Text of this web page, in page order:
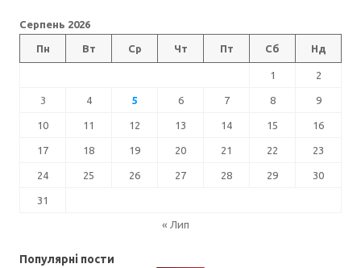
Серпень 2026
Пн Вт Ср Чт Пт Сб Нд
1 2
3 4 5 6 7 8 9
10 11 12 13 14 15 16
17 18 19 20 21 22 23
24 25 26 27 28 29 30
31
« Лип
Популярні пости